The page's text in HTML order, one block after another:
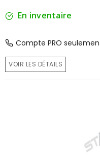
En inventaire
Compte PRO
VOIR LES DÉTAILS